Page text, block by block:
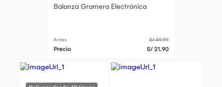
Balanza Gramera Electrónica
Antes S/ 49.99
Precio S/ 21.90